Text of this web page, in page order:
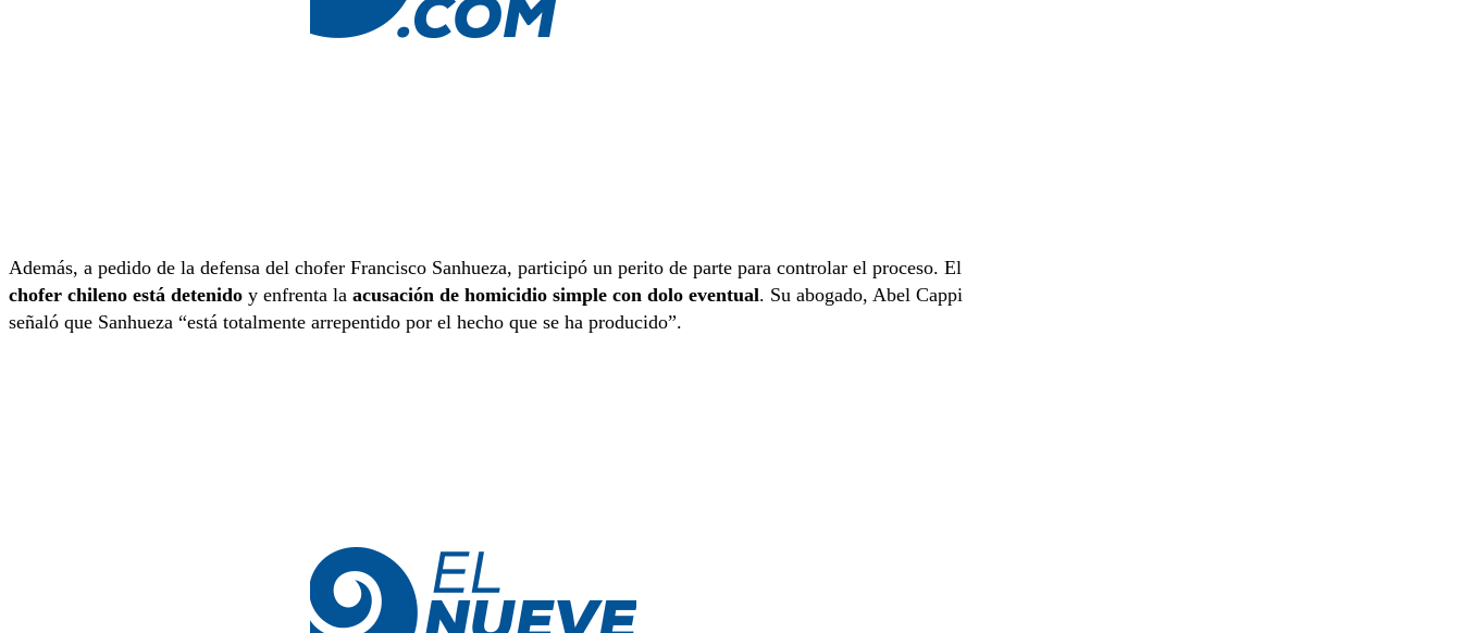
Además, a pedido de la defensa del chofer Francisco Sanhueza, participó un perito de parte para controlar el proceso. El
chofer chileno está detenido y enfrenta la acusación de homicidio simple con dolo eventual. Su abogado, Abel Cappi
señaló que Sanhueza “está totalmente arrepentido por el hecho que se ha producido”.